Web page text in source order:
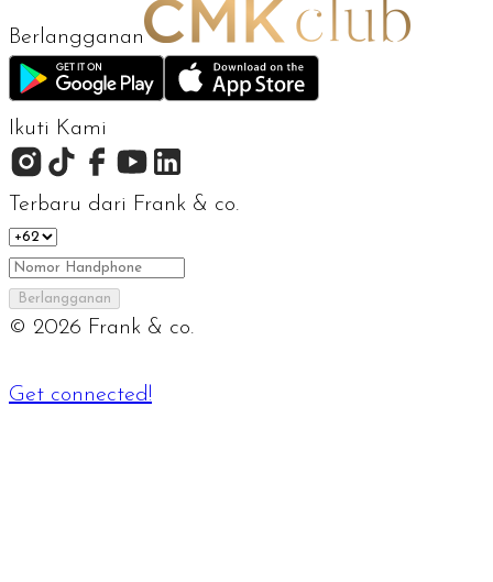
Berlangganan
Ikuti Kami
Terbaru dari Frank & co.
Berlangganan
© 2026 Frank & co.
Get connected!